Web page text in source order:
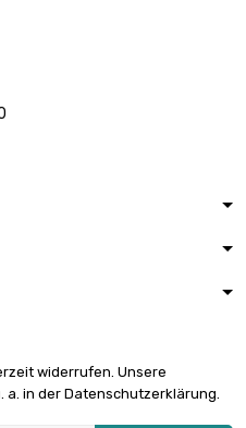
widerrufen. Unsere
in der Datenschutzerklärung.